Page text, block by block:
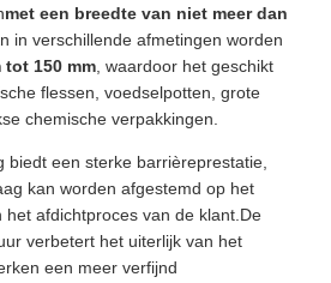
met een breedte van niet meer dan
in verschillende afmetingen worden
tot 150 mm, waardoor het geschikt
flessen, voedselpotten, grote
chemische verpakkingen.
biedt een sterke barrièreprestatie,
kan worden afgestemd op het
afdichtproces van de klant.De
verbetert het uiterlijk van het
een meer verfijnd